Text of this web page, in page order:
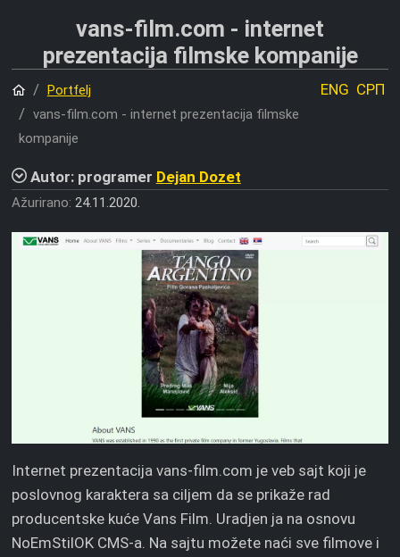
vans-film.com - internet
prezentacija filmske kompanije
Početna
Portfelj
vans-film.com - internet prezentacija filmske
kompanije
ENG СРП
Autor: programer Dejan Dozet
Ažurirano: 24.11.2020.
Internet prezentacija vans-film.com je veb sajt koji je
poslovnog karaktera sa ciljem da se prikaže rad
producentske kuće Vans Film. Uradjen ja na osnovu
NoEmStilOK CMS-a. Na sajtu možete naći sve filmove i